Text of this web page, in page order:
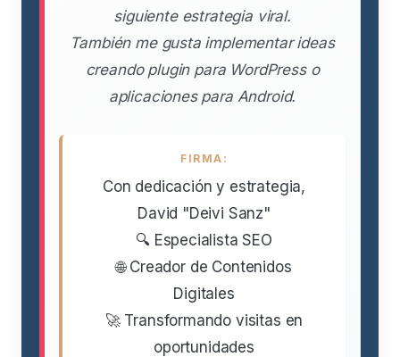
siguiente estrategia viral.
También me gusta implementar ideas
creando plugin para WordPress o
aplicaciones para Android.
FIRMA:
Con dedicación y estrategia,
David "Deivi Sanz"
🔍 Especialista SEO
🌐 Creador de Contenidos
Digitales
🚀 Transformando visitas en
oportunidades